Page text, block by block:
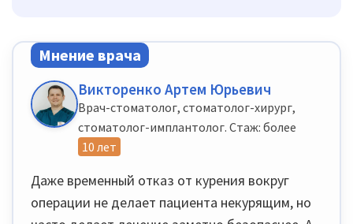
Мнение врача
Викторенко Артем Юрьевич
Врач-стоматолог, стоматолог-хирург,
стоматолог-имплантолог. Стаж: более
10 лет
Даже временный отказ от курения вокруг
операции не делает пациента некурящим, но